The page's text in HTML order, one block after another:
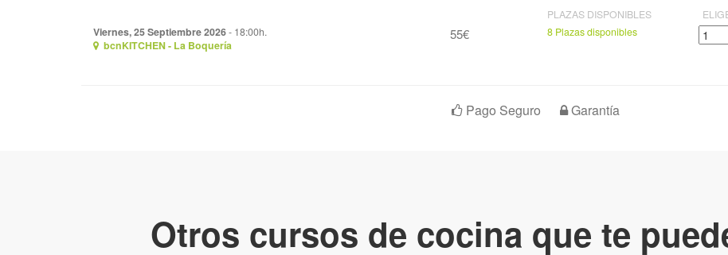
PLAZAS DISPONIBLES
Viernes, 25 Septiembre 2026- 18:00h.
bcnKITCHEN - La Boquería
55€ 8 Plazas disponibles
Pago Seguro Garantía
Otros cursos de cocina que te